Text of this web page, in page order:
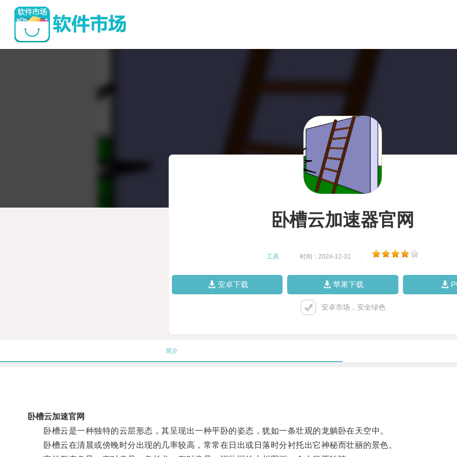
卧槽云加速器官网
工具 时间：2024-12-31
安卓下载 苹果下载
安卓市场，安全绿色
简介
卧槽云加速官网
卧槽云是一种独特的云层形态，其呈现出一种平卧的姿态，犹如一条壮观的龙躺卧在天空中。
卧槽云在清晨或傍晚时分出现的几率较高，常常在日出或日落时分衬托出它神秘而壮丽的景色。